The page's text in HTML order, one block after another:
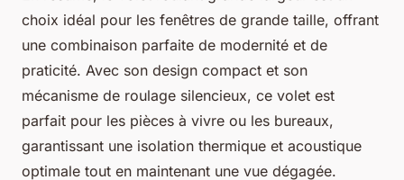
choix idéal pour les fenêtres de grande taille, offrant
une combinaison parfaite de modernité et de
praticité. Avec son design compact et son
mécanisme de roulage silencieux, ce volet est
parfait pour les pièces à vivre ou les bureaux,
garantissant une isolation thermique et acoustique
optimale tout en maintenant une vue dégagée.